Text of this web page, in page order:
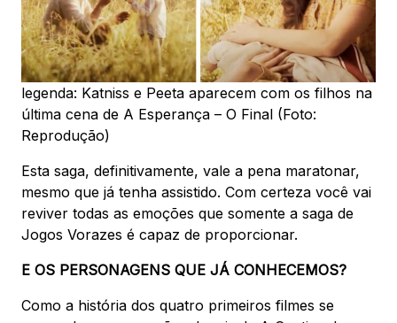
legenda: Katniss e Peeta aparecem com os filhos na
última cena de A Esperança – O Final (Foto:
Reprodução)
Esta saga, definitivamente, vale a pena maratonar,
mesmo que já tenha assistido. Com certeza você vai
reviver todas as emoções que somente a saga de
Jogos Vorazes é capaz de proporcionar.
E OS PERSONAGENS QUE JÁ CONHECEMOS?
Como a história dos quatro primeiros filmes se